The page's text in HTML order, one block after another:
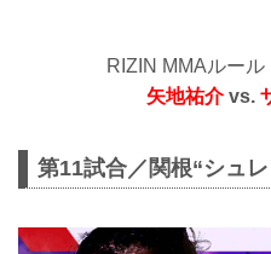
RIZIN MMAルール
矢地祐介vs.
第11試合／関根“シュ